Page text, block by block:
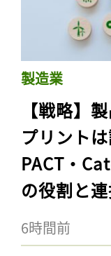
製造業
【戦略】
プリント
PACT・
の役割と
6時間前